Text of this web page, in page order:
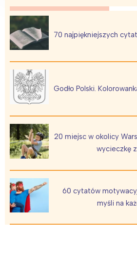
70 najpiękniejszych
Godło Polski.
20 miejsc w okolicy
wycieczkę
60 cytatów
myśli na